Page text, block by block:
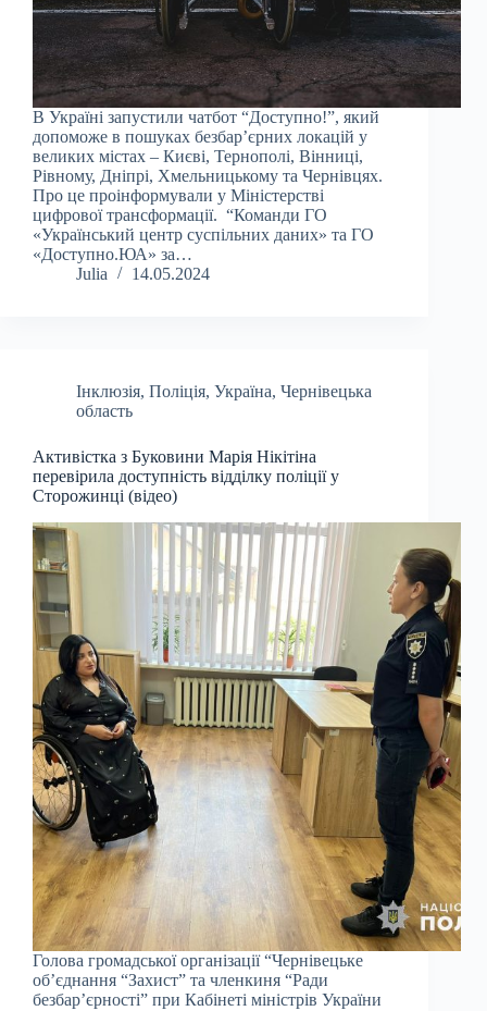
В Україні запустили чатбот “Доступно!”, який
допоможе в пошуках безбарʼєрних локацій у
великих містах – Києві, Тернополі, Вінниці,
Рівному, Дніпрі, Хмельницькому та Чернівцях.
Про це проінформували у Міністерстві
цифрової трансформації. “Команди ГО
«Український центр суспільних даних» та ГО
«Доступно.ЮА» за…
Julia
14.05.2024
Інклюзія, Поліція, Україна, Чернівецька
область
Активістка з Буковини Марія Нікітіна
перевірила доступність відділку поліції у
Сторожинці (відео)
Голова громадської організації “Чернівецьке
об’єднання “Захист” та членкиня “Ради
безбар’єрності” при Кабінеті міністрів України